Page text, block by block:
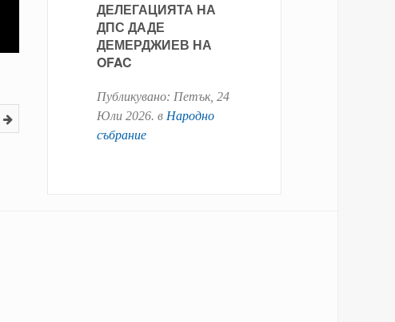
ДЕЛЕГАЦИЯТА НА
ДПС ДАДЕ
ДЕМЕРДЖИЕВ НА
OFAC
Публикувано: Петък, 24
Юли 2026. в Народно
събрание